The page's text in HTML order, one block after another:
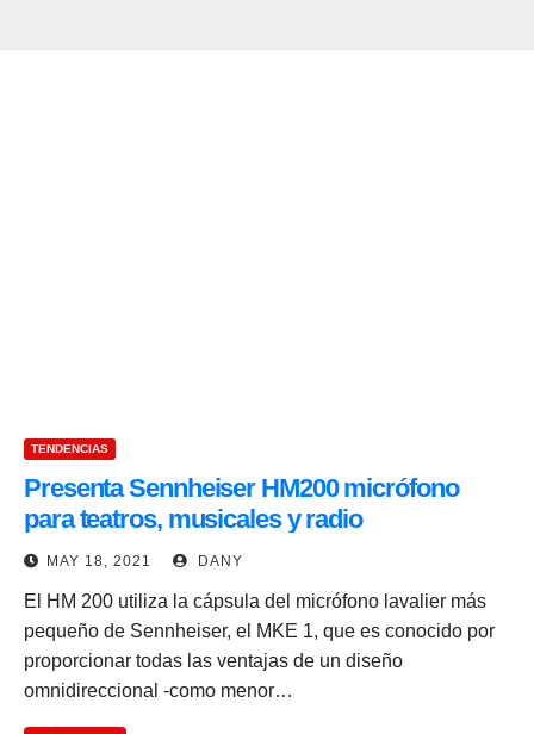
TENDENCIAS
Presenta Sennheiser HM200 micrófono
para teatros, musicales y radio
MAY 18, 2021 DANY
El HM 200 utiliza la cápsula del micrófono lavalier más
pequeño de Sennheiser, el MKE 1, que es conocido por
proporcionar todas las ventajas de un diseño
omnidireccional -como menor…